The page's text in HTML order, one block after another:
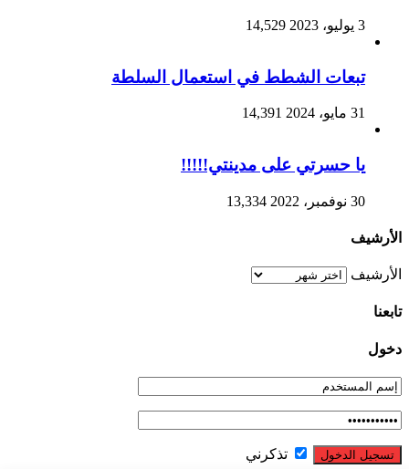
3 يوليو، 2023 14,529
تبعات الشطط في استعمال السلطة
31 مايو، 2024 14,391
يا حسرتي على مدينتي!!!!!
30 نوفمبر، 2022 13,334
الأرشيف
الأرشيف
تابعنا
دخول
تذكرني